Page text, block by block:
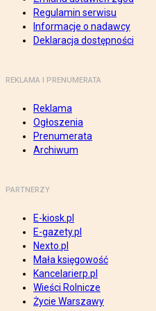
Regulamin serwisu
Informacje o nadawcy
Deklaracja dostępności
REKLAMA I PRENUMERATA
Reklama
Ogłoszenia
Prenumerata
Archiwum
PARTNERZY
E-kiosk.pl
E-gazety.pl
Nexto.pl
Mała księgowość
Kancelarierp.pl
Wieści Rolnicze
Życie Warszawy